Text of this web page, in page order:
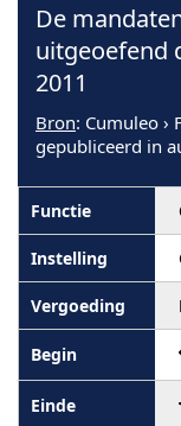
De
uitgeoefend
2011
Bron: Cumuleo ›
gepubliceerd in